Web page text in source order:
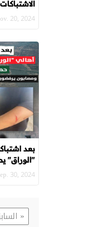
تكشف
20, 2024
بعد
حملات
يرفضون
30, 2024
«